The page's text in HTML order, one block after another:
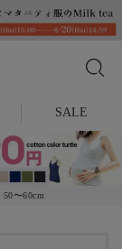
SALE
50〜60cm